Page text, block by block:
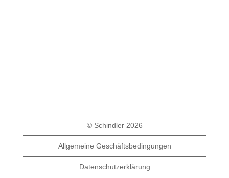
© Schindler 2026
Allgemeine Geschäftsbedingungen
Datenschutzerklärung